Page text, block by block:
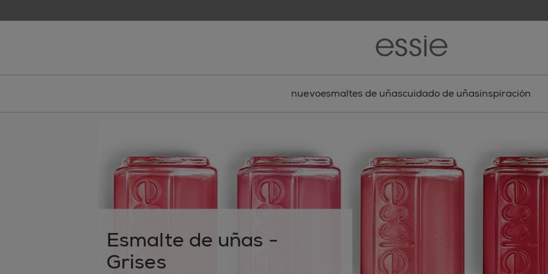
nuevoesmaltes de uñascuidado de uñasinspiración
Esmalte de uñas -
Grises